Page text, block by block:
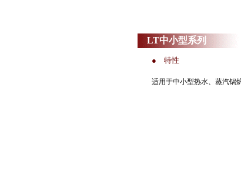
LT中小型系列
● 特性
适用于中小型热水、蒸汽锅炉